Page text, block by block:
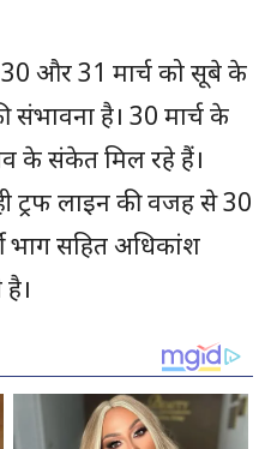
और 31 मार्च को सूबे के
संभावना है। 30 मार्च के
के संकेत मिल रहे हैं।
ट्रफ लाइन की वजह से 30
भाग सहित अधिकांश